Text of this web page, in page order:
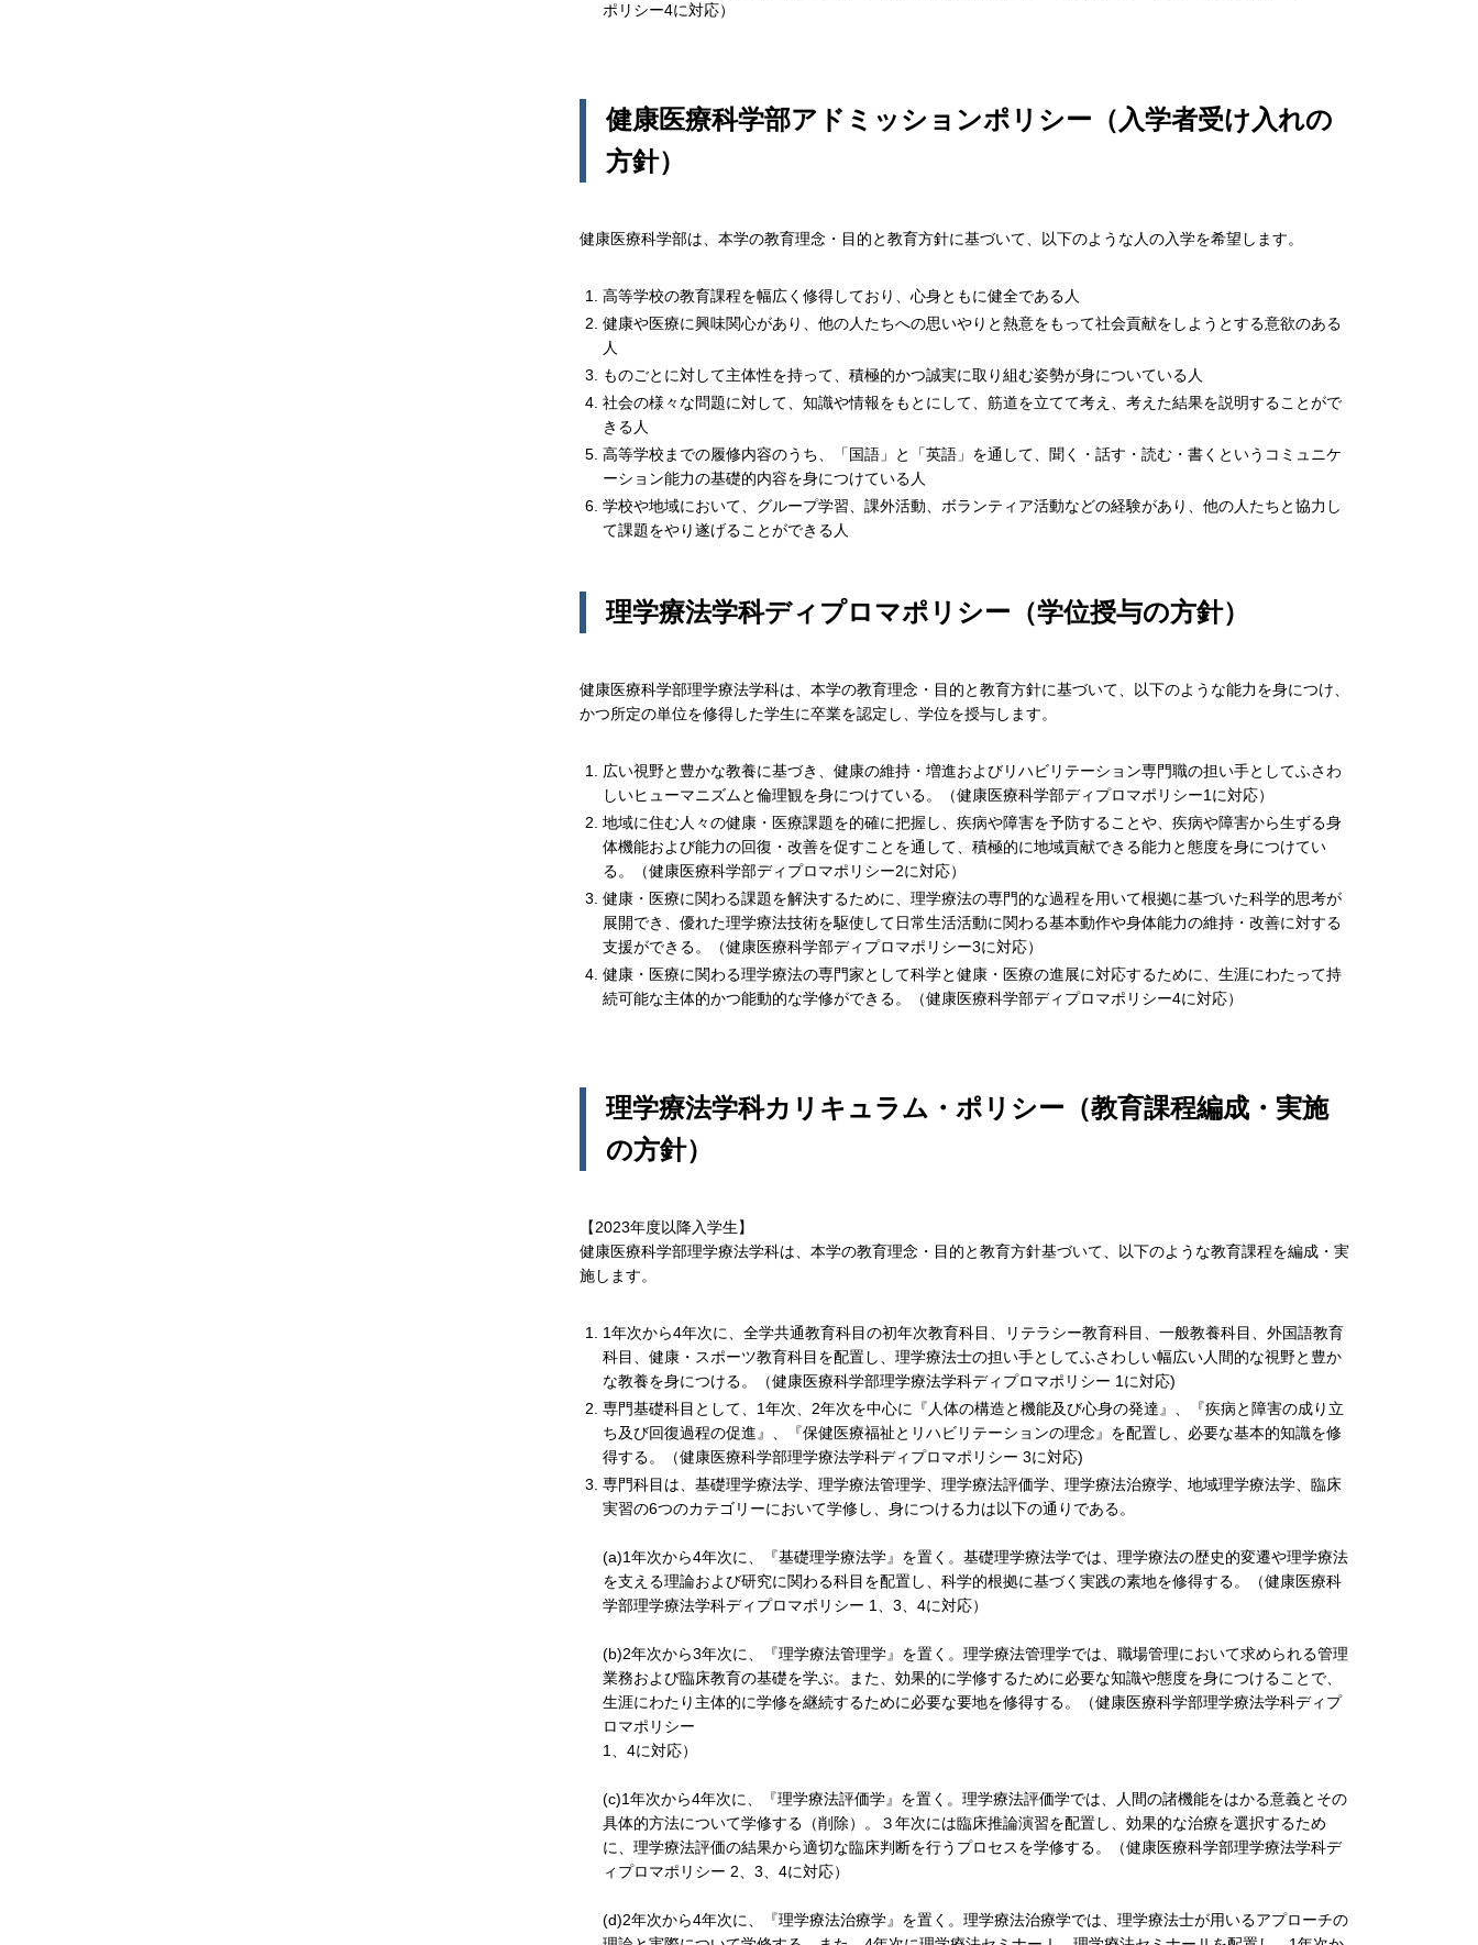
ポリシー4に対応）
健康医療科学部アドミッションポリシー（入学者受け入れの
方針）
健康医療科学部は、本学の教育理念・目的と教育方針に基づいて、以下のような人の入学を希望します。
高等学校の教育課程を幅広く修得しており、心身ともに健全である人
健康や医療に興味関心があり、他の人たちへの思いやりと熱意をもって社会貢献をしようとする意欲のある
人
ものごとに対して主体性を持って、積極的かつ誠実に取り組む姿勢が身についている人
社会の様々な問題に対して、知識や情報をもとにして、筋道を立てて考え、考えた結果を説明することがで
きる人
高等学校までの履修内容のうち、「国語」と「英語」を通して、聞く・話す・読む・書くというコミュニケ
ーション能力の基礎的内容を身につけている人
学校や地域において、グループ学習、課外活動、ボランティア活動などの経験があり、他の人たちと協力し
て課題をやり遂げることができる人
理学療法学科ディプロマポリシー（学位授与の方針）
健康医療科学部理学療法学科は、本学の教育理念・目的と教育方針に基づいて、以下のような能力を身につけ、
かつ所定の単位を修得した学生に卒業を認定し、学位を授与します。
広い視野と豊かな教養に基づき、健康の維持・増進およびリハビリテーション専門職の担い手としてふさわ
しいヒューマニズムと倫理観を身につけている。（健康医療科学部ディプロマポリシー1に対応）
地域に住む人々の健康・医療課題を的確に把握し、疾病や障害を予防することや、疾病や障害から生ずる身
体機能および能力の回復・改善を促すことを通して、積極的に地域貢献できる能力と態度を身につけてい
る。（健康医療科学部ディプロマポリシー2に対応）
健康・医療に関わる課題を解決するために、理学療法の専門的な過程を用いて根拠に基づいた科学的思考が
展開でき、優れた理学療法技術を駆使して日常生活活動に関わる基本動作や身体能力の維持・改善に対する
支援ができる。（健康医療科学部ディプロマポリシー3に対応）
健康・医療に関わる理学療法の専門家として科学と健康・医療の進展に対応するために、生涯にわたって持
続可能な主体的かつ能動的な学修ができる。（健康医療科学部ディプロマポリシー4に対応）
理学療法学科カリキュラム・ポリシー（教育課程編成・実施
の方針）
【2023年度以降入学生】
健康医療科学部理学療法学科は、本学の教育理念・目的と教育方針基づいて、以下のような教育課程を編成・実
施します。
1年次から4年次に、全学共通教育科目の初年次教育科目、リテラシー教育科目、一般教養科目、外国語教育
科目、健康・スポーツ教育科目を配置し、理学療法士の担い手としてふさわしい幅広い人間的な視野と豊か
な教養を身につける。（健康医療科学部理学療法学科ディプロマポリシー 1に対応)
専門基礎科目として、1年次、2年次を中心に『人体の構造と機能及び心身の発達』、『疾病と障害の成り立
ち及び回復過程の促進』、『保健医療福祉とリハビリテーションの理念』を配置し、必要な基本的知識を修
得する。（健康医療科学部理学療法学科ディプロマポリシー 3に対応)
専門科目は、基礎理学療法学、理学療法管理学、理学療法評価学、理学療法治療学、地域理学療法学、臨床
実習の6つのカテゴリーにおいて学修し、身につける力は以下の通りである。
(a)1年次から4年次に、『基礎理学療法学』を置く。基礎理学療法学では、理学療法の歴史的変遷や理学療法
を支える理論および研究に関わる科目を配置し、科学的根拠に基づく実践の素地を修得する。（健康医療科
学部理学療法学科ディプロマポリシー 1、3、4に対応）
(b)2年次から3年次に、『理学療法管理学』を置く。理学療法管理学では、職場管理において求められる管理
業務および臨床教育の基礎を学ぶ。また、効果的に学修するために必要な知識や態度を身につけることで、
生涯にわたり主体的に学修を継続するために必要な要地を修得する。（健康医療科学部理学療法学科ディプ
ロマポリシー
1、4に対応）
(c)1年次から4年次に、『理学療法評価学』を置く。理学療法評価学では、人間の諸機能をはかる意義とその
具体的方法について学修する（削除）。３年次には臨床推論演習を配置し、効果的な治療を選択するため
に、理学療法評価の結果から適切な臨床判断を行うプロセスを学修する。（健康医療科学部理学療法学科デ
ィプロマポリシー 2、3、4に対応）
(d)2年次から4年次に、『理学療法治療学』を置く。理学療法治療学では、理学療法士が用いるアプローチの